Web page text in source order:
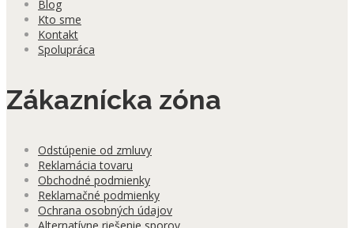
Blog
Kto sme
Kontakt
Spolupráca
Zákaznícka zóna
Odstúpenie od zmluvy
Reklamácia tovaru
Obchodné podmienky
Reklamačné podmienky
Ochrana osobných údajov
Alternatívne riešenie sporov